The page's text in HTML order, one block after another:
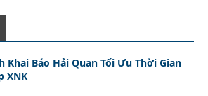
Khai Báo Hải Quan Tối Ưu Thời Gian
XNK